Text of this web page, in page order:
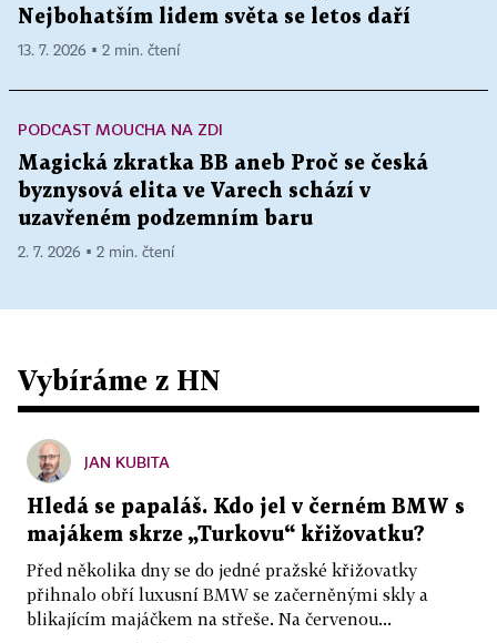
Nejbohatším lidem světa se letos daří
13. 7. 2026 ▪ 2 min. čtení
PODCAST MOUCHA NA ZDI
Magická zkratka BB aneb Proč se česká
byznysová elita ve Varech schází v
uzavřeném podzemním baru
2. 7. 2026 ▪ 2 min. čtení
Vybíráme z HN
JAN KUBITA
Hledá se papaláš. Kdo jel v černém BMW s
majákem skrze „Turkovu“ křižovatku?
Před několika dny se do jedné pražské křižovatky
přihnalo obří luxusní BMW se začerněnými skly a
blikajícím majáčkem na střeše. Na červenou...